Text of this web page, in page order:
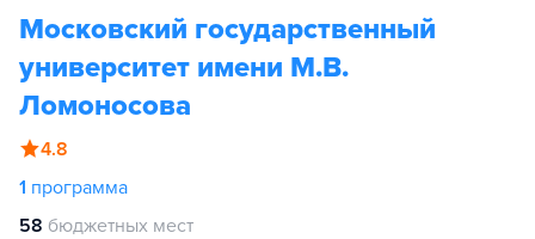
Московский государственный
университет имени М.В.
Ломоносова
4.8
1 программа
58 бюджетных мест